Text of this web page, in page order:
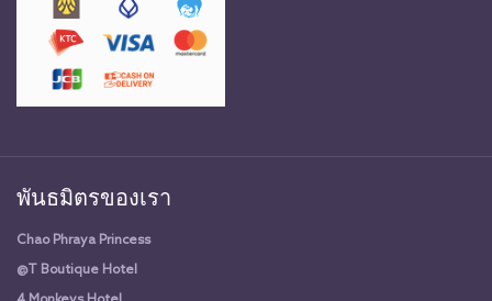
พันธมิตรของเรา
Chao Phraya Princess
@T Boutique Hotel